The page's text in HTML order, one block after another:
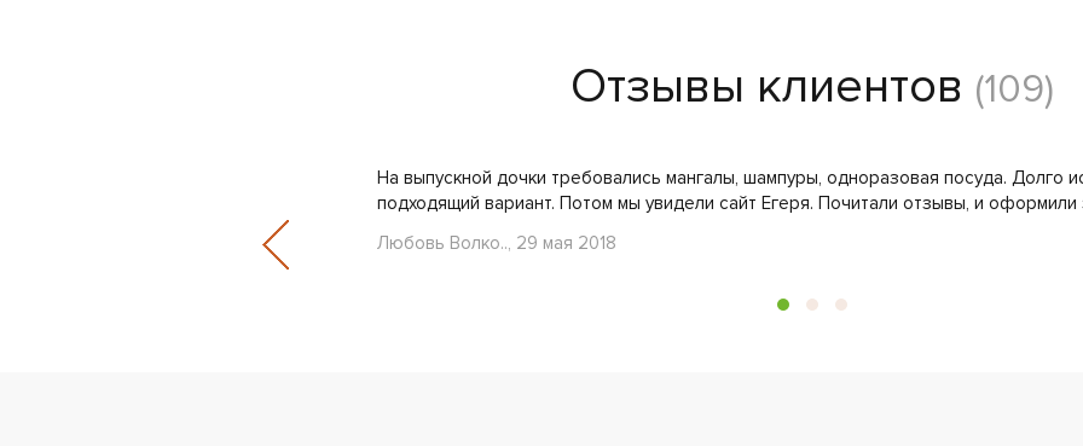
Отзывы клиентов (109)
На выпускной дочки требовались мангалы, шампуры, одноразовая посуда. Долго
подходящий вариант. Потом мы увидели сайт Егеря. Почитали отзывы, и оформили
Любовь Волко.., 29 мая 2018